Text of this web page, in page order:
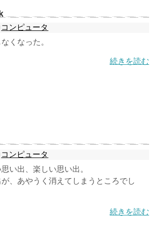
コンピュータ
くなった。
続きを読む
コンピュータ
い出、楽しい思い出。
、あやうく消えてしまうところでし
続きを読む